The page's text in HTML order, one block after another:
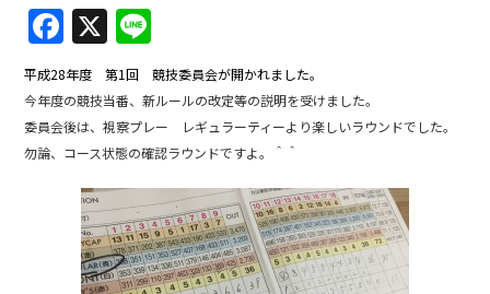
F
a
c
e
b
o
o
k
X
n
e
平成28年度 第1回 競技委員会が開かれました。
今年度の競技当番、新ルールの改定等の説明を受けました。
委員会後は、視察プレー レギュラーティーより楽しいラウンドでした。
勿論、コース状態の確認ラウンドですよ。＾＾